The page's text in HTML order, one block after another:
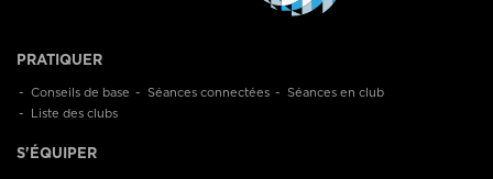
PRATIQUER
Conseils de base Séances connectées
Séances en club
Liste des clubs
S'ÉQUIPER